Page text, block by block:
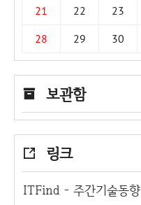
21
22 23
28
29 30
보관함
링크
ITFind - 주간기술동향